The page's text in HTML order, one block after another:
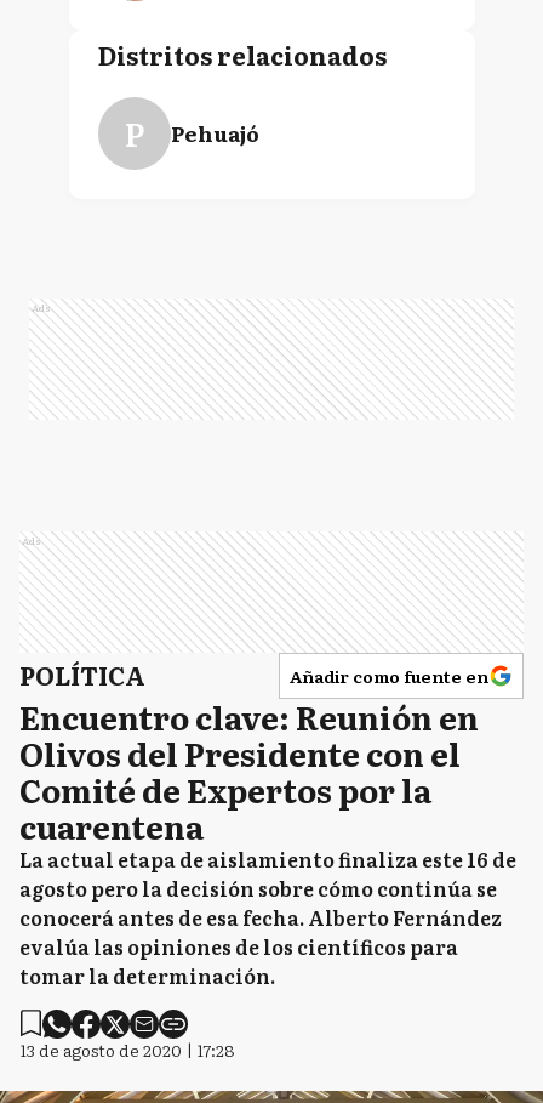
Distritos relacionados
P Pehuajó
Ads
Ads
POLÍTICA Añadir como fuente en
Encuentro clave: Reunión en
Olivos del Presidente con el
Comité de Expertos por la
cuarentena
La actual etapa de aislamiento finaliza este 16 de
agosto pero la decisión sobre cómo continúa se
conocerá antes de esa fecha. Alberto Fernández
evalúa las opiniones de los científicos para
tomar la determinación.
13 de agosto de 2020 | 17:28